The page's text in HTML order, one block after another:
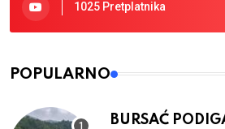
1025 Pretplatnika
POPULARNO
BURSAĆ